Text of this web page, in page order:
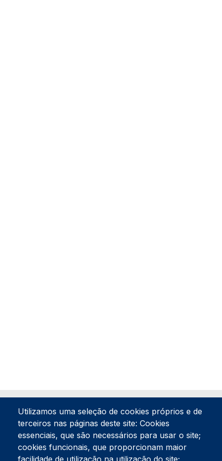
Utilizamos uma seleção de cookies próprios e de
terceiros nas páginas deste site: Cookies
essenciais, que são necessários para usar o site;
cookies funcionais, que proporcionam maior